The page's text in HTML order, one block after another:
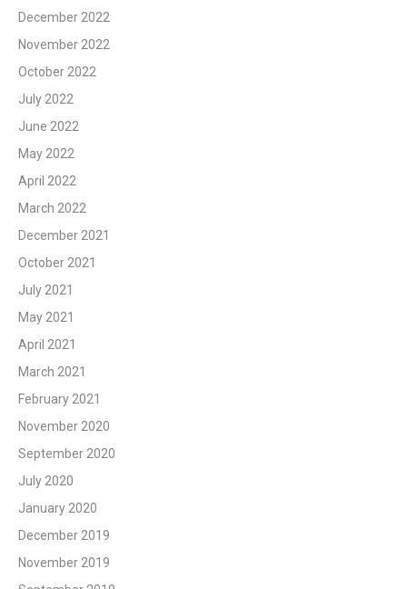
December 2022
November 2022
October 2022
July 2022
June 2022
May 2022
April 2022
March 2022
December 2021
October 2021
July 2021
May 2021
April 2021
March 2021
February 2021
November 2020
September 2020
July 2020
January 2020
December 2019
November 2019